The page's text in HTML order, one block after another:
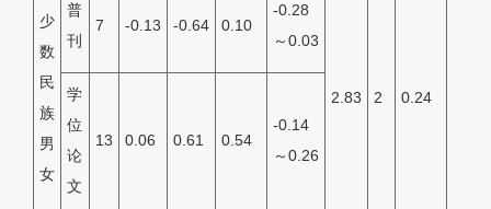
少
数
民
族
男
女
2.83 2 0.24
普
刊
7 -0.13 -0.64 0.10
-0.28
～0.03
学
位
论
文
13 0.06 0.61 0.54
-0.14
～0.26